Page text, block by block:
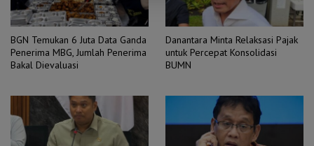
BGN Temukan 6 Juta Data Ganda
Penerima MBG, Jumlah Penerima
Bakal Dievaluasi
Danantara Minta Relaksasi Pajak
untuk Percepat Konsolidasi
BUMN